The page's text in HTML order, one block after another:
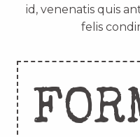
id, venenatis quis
felis